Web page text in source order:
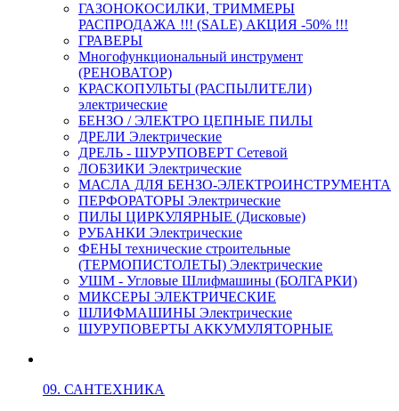
ГАЗОНОКОСИЛКИ, ТРИММЕРЫ
РАСПРОДАЖА !!! (SALE) АКЦИЯ -50% !!!
ГРАВЕРЫ
Многофункциональный инструмент
(РЕНОВАТОР)
КРАСКОПУЛЬТЫ (РАСПЫЛИТЕЛИ)
электрические
БЕНЗО / ЭЛЕКТРО ЦЕПНЫЕ ПИЛЫ
ДРЕЛИ Электрические
ДРЕЛЬ - ШУРУПОВЕРТ Сетевой
ЛОБЗИКИ Электрические
МАСЛА ДЛЯ БЕНЗО-ЭЛЕКТРОИНСТРУМЕНТА
ПЕРФОРАТОРЫ Электрические
ПИЛЫ ЦИРКУЛЯРНЫЕ (Дисковые)
РУБАНКИ Электрические
ФЕНЫ технические строительные
(ТЕРМОПИСТОЛЕТЫ) Электрические
УШМ - Угловые Шлифмашины (БОЛГАРКИ)
МИКСЕРЫ ЭЛЕКТРИЧЕСКИЕ
ШЛИФМАШИНЫ Электрические
ШУРУПОВЕРТЫ АККУМУЛЯТОРНЫЕ
09. САНТЕХНИКА